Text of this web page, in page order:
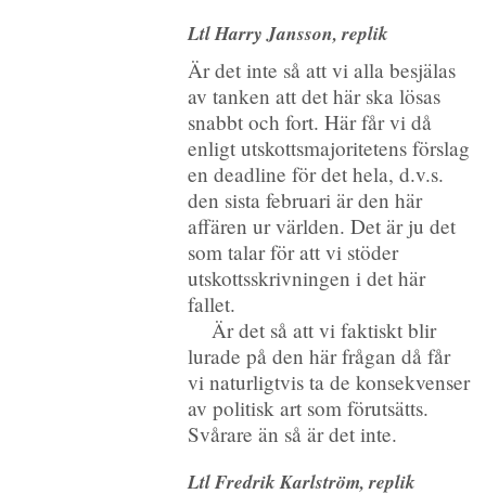
Ltl Harry Jansson, replik
Är det inte så att vi alla besjälas
av tanken att det här ska lösas
snabbt och fort. Här får vi då
enligt utskottsmajoritetens förslag
en deadline för det hela, d.v.s.
den sista februari är den här
affären ur världen. Det är ju det
som talar för att vi stöder
utskottsskrivningen i det här
fallet.
Är det så att vi faktiskt blir
lurade på den här frågan då får
vi naturligtvis ta de konsekvenser
av politisk art som förutsätts.
Svårare än så är det inte.
Ltl Fredrik Karlström, replik